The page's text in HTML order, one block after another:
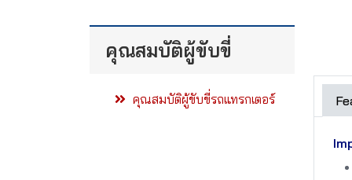
คุณสมบัติผู้ขับขี่
คุณสมบัติผู้ขับขี่รถแทรกเตอร์